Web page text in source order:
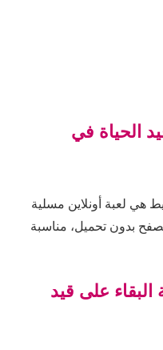
الحياة في
هي لعبة أونلاين مسلية
بدون تحميل، مناسبة
البقاء على قيد